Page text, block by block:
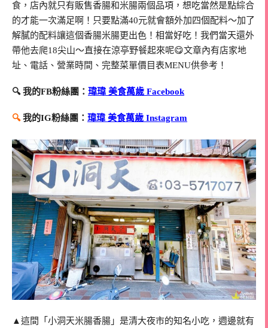
食，店內就只有販售香腸和米腸兩個品項，想吃當然是點綜合
的才能一次滿足啊！只要點滿40元就會額外加四個配料～加了
解膩的配料讓這個香腸米腸更出色！相當好吃！我們當天還外
帶他去爬18尖山～直接在涼亭野餐起來呢😋文章內有店家地
址、電話、營業時間、完整菜單價目表MENU供參考！
🔍 我的FB粉絲團： 瑋瑋 美食萬歲 Facebook
🔍我的IG粉絲團： 瑋瑋 美食萬歲 Instagram
▲這間「小洞天米腸香腸」是清大夜市的知名小吃，週邊就有